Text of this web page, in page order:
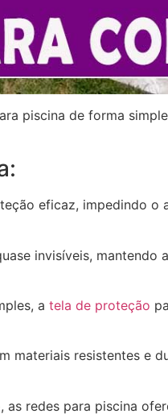
piscina de forma
eficaz, impedindo
invisíveis,
a tela de proteção
materiais resistentes e
redes para piscina